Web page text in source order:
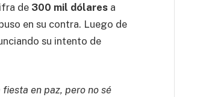
de 300 mil dólares a
en su contra. Luego de
su intento de
en paz, pero no sé